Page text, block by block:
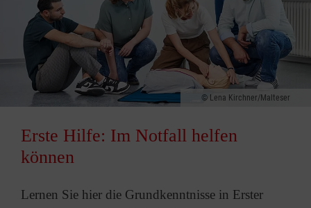
Lena Kirchner/Malteser
Erste Hilfe: Im Notfall helfen
können
Lernen Sie hier die Grundkenntnisse in Erster